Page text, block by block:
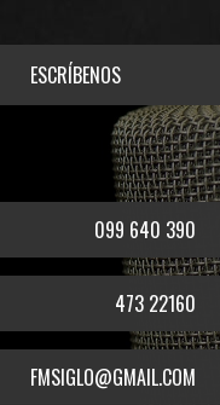
ESCRÍBENOS
099 640 390
473 22160
FMSIGLO@GMAIL.COM